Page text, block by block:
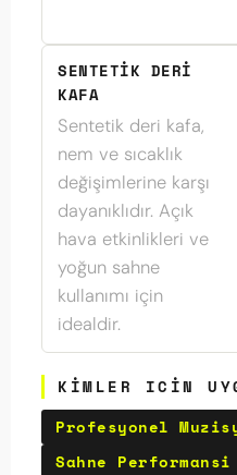
SENTETIK DERI
KAFA
Sentetik deri kafa,
nem ve sıcaklık
değişimlerine karşı
dayanıklıdır. Açık
hava etkinlikleri ve
yoğun sahne
kullanımı için
idealdir.
KIMLER ICIN
Profesyonel
Sahne Performansi